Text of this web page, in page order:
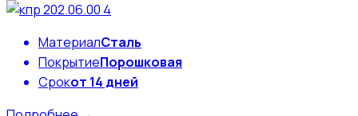
МатериалСталь
ПокрытиеПорошковая
Срокот 14 дней